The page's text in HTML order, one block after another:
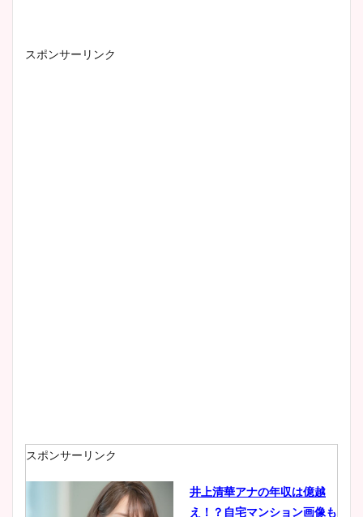
スポンサーリンク
スポンサーリンク
井上清華アナの年収は億越
え！？自宅マンション画像も